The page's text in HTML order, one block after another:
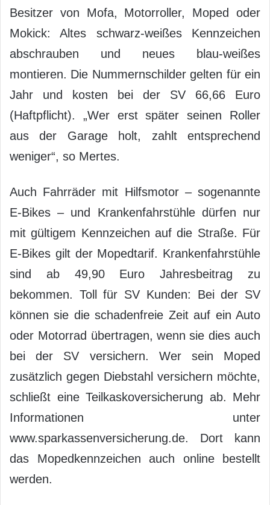
Besitzer von Mofa, Motorroller, Moped oder
Mokick: Altes schwarz-weißes Kennzeichen
abschrauben und neues blau-weißes
montieren. Die Nummernschilder gelten für ein
Jahr und kosten bei der SV 66,66 Euro
(Haftpflicht). „Wer erst später seinen Roller
aus der Garage holt, zahlt entsprechend
weniger“, so Mertes.
Auch Fahrräder mit Hilfsmotor – sogenannte
E-Bikes – und Krankenfahrstühle dürfen nur
mit gültigem Kennzeichen auf die Straße. Für
E-Bikes gilt der Mopedtarif. Krankenfahrstühle
sind ab 49,90 Euro Jahresbeitrag zu
bekommen. Toll für SV Kunden: Bei der SV
können sie die schadenfreie Zeit auf ein Auto
oder Motorrad übertragen, wenn sie dies auch
bei der SV versichern. Wer sein Moped
zusätzlich gegen Diebstahl versichern möchte,
schließt eine Teilkaskoversicherung ab. Mehr
Informationen unter
www.sparkassenversicherung.de. Dort kann
das Mopedkennzeichen auch online bestellt
werden.